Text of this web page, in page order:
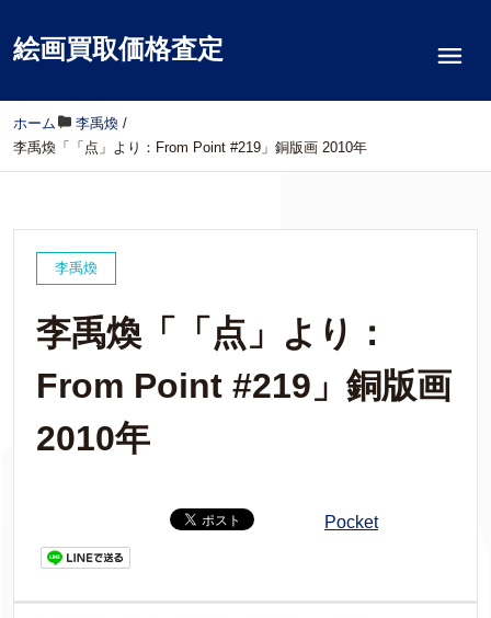
絵画買取価格査定
ホーム / 李禹煥 /
李禹煥「「点」より：From Point #219」銅版画 2010年
李禹煥
李禹煥「「点」より：
From Point #219」銅版画
2010年
Pocket